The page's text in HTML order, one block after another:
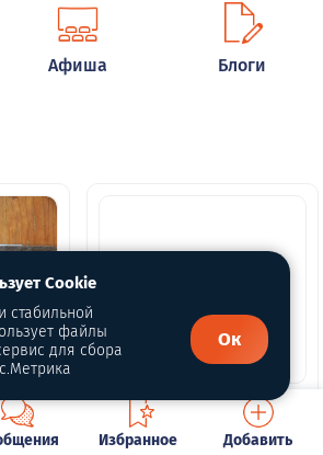
Афиша Блоги
По сухопутным
Избранное Добавить
Cookie
стабильной
файлы
для сбора
Ок